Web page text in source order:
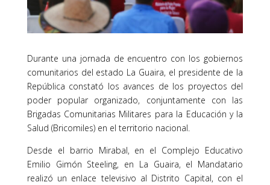
Durante una jornada de encuentro con los gobiernos
comunitarios del estado La Guaira, el presidente de la
República constató los avances de los proyectos del
poder popular organizado, conjuntamente con las
Brigadas Comunitarias Militares para la Educación y la
Salud (Bricomiles) en el territorio nacional.
Desde el barrio Mirabal, en el Complejo Educativo
Emilio Gimón Steeling, en La Guaira, el Mandatario
realizó un enlace televisivo al Distrito Capital, con el